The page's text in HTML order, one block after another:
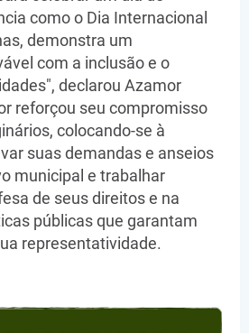
como o Dia Internacional
demonstra um
com a inclusão e o
declarou Azamor
reforçou seu compromisso
colocando-se à
suas demandas e anseios
municipal e trabalhar
de seus direitos e na
públicas que garantam
representatividade.